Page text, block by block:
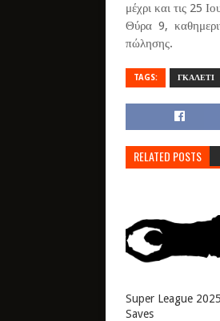
μέχρι και τις 25
Θύρα 9,
πώλησης.
TAGS: ΓΚΑΛΕΤΙ
RELATED POSTS
Super League
Saves